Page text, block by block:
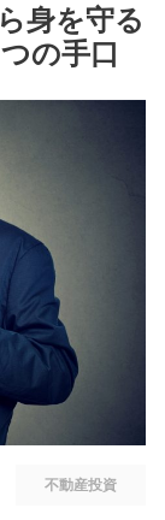
身を守る
の手口
不動産投資